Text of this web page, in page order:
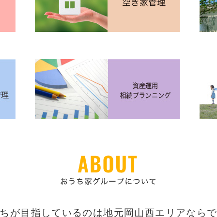
が目指しているのは地元岡山西エリアなら